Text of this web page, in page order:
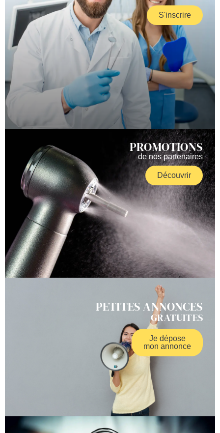
S'inscrire
PROMOTIONS
de nos partenaires
Découvrir
PETITES ANNONCES
GRATUITES
Je dépose
mon annonce